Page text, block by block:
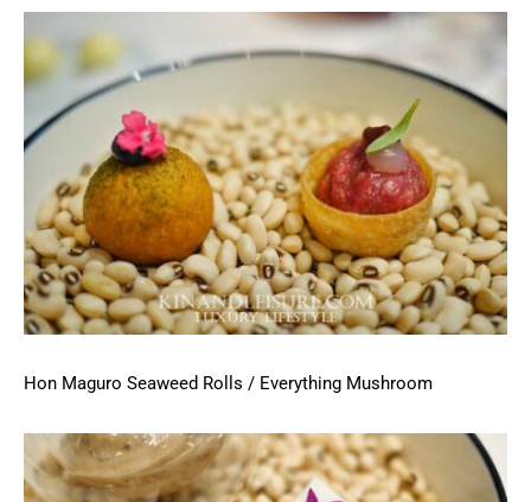
Hon Maguro Seaweed Rolls / Everything Mushroom